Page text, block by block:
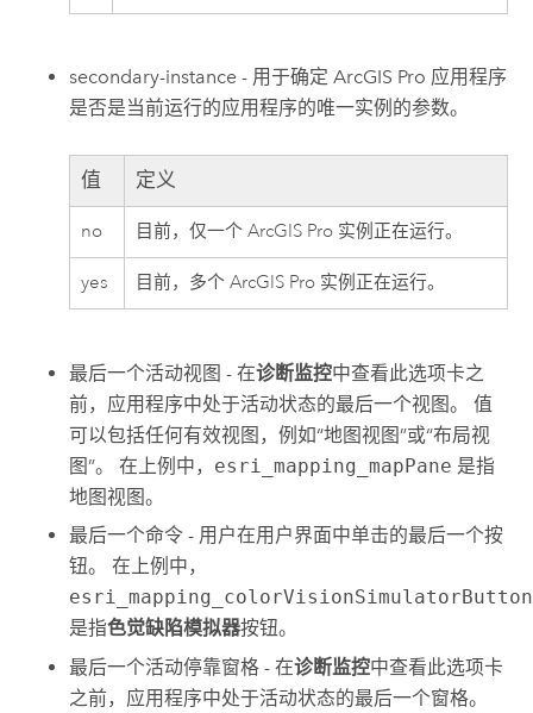
secondary-instance - 用于确定ArcGIS Pro 应用程序
是否是当前运行的应用程序的唯一实例的参数。
值 定义
no 目前，仅一个ArcGIS Pro 实例正在运行。
yes 目前，多个ArcGIS Pro 实例正在运行。
最后一个活动视图 - 在诊断监控中查看此选项卡之
前，应用程序中处于活动状态的最后一个视图。 值
可以包括任何有效视图，例如“地图视图”或“布局视
图”。 在上例中， esri_mapping_mapPane 是指
地图视图。
最后一个命令 - 用户在用户界面中单击的最后一个按
钮。 在上例中，
esri_mapping_colorVisionSimulatorButton
是指色觉缺陷模拟器按钮。
最后一个活动停靠窗格 - 在诊断监控中查看此选项卡
之前，应用程序中处于活动状态的最后一个窗格。